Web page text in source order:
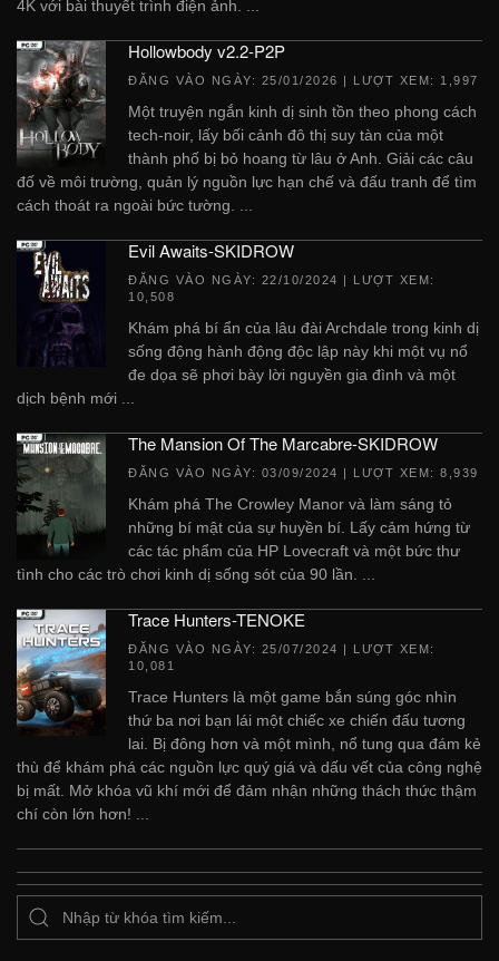
4K với bài thuyết trình điện ảnh. ...
Hollowbody v2.2-P2P
ĐĂNG VÀO NGÀY: 25/01/2026 | LƯỢT XEM: 1,997
Một truyện ngắn kinh dị sinh tồn theo phong cách
tech-noir, lấy bối cảnh đô thị suy tàn của một
thành phố bị bỏ hoang từ lâu ở Anh. Giải các câu
đố về môi trường, quản lý nguồn lực hạn chế và đấu tranh để tìm
cách thoát ra ngoài bức tường. ...
Evil Awaits-SKIDROW
ĐĂNG VÀO NGÀY: 22/10/2024 | LƯỢT XEM:
10,508
Khám phá bí ẩn của lâu đài Archdale trong kinh dị
sống động hành động độc lập này khi một vụ nổ
đe dọa sẽ phơi bày lời nguyền gia đình và một
dịch bệnh mới ...
The Mansion Of The Marcabre-SKIDROW
ĐĂNG VÀO NGÀY: 03/09/2024 | LƯỢT XEM: 8,939
Khám phá The Crowley Manor và làm sáng tỏ
những bí mật của sự huyền bí. Lấy cảm hứng từ
các tác phẩm của HP Lovecraft và một bức thư
tình cho các trò chơi kinh dị sống sót của 90 lần. ...
Trace Hunters-TENOKE
ĐĂNG VÀO NGÀY: 25/07/2024 | LƯỢT XEM:
10,081
Trace Hunters là một game bắn súng góc nhìn
thứ ba nơi bạn lái một chiếc xe chiến đấu tương
lai. Bị đông hơn và một mình, nổ tung qua đám kẻ
thù để khám phá các nguồn lực quý giá và dấu vết của công nghệ
bị mất. Mở khóa vũ khí mới để đảm nhận những thách thức thậm
chí còn lớn hơn! ...